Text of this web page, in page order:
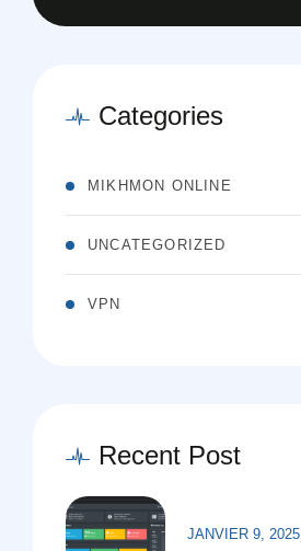
Categories
MIKHMON ONLINE
UNCATEGORIZED
VPN
Recent Post
JANVIER 9, 2025